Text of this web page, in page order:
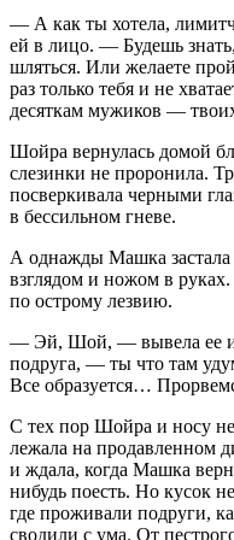
— А как ты хотела,
ей в лицо. — Будешь
шляться. Или желаете
раз только тебя и не
десяткам мужиков —
Шойра вернулась домой
слезинки не проронила.
посверкивала черными
в бессильном гневе.
А однажды Машка
взглядом и ножом в
по острому лезвию.
— Эй, Шой, — вывела ее
подруга, — ты что там
Все образуется…
С тех пор Шойра и носу
лежала на продавленном
и ждала, когда Машка
нибудь поесть. Но кусок
где проживали подруги,
сводили с ума. От